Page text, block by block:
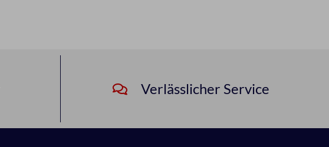
Verlässlicher Service